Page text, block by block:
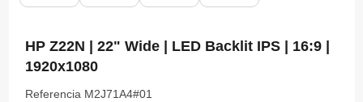
HP Z22N | 22" Wide | LED Backlit IPS | 16:9 |
1920x1080
Referencia M2J71A4#01